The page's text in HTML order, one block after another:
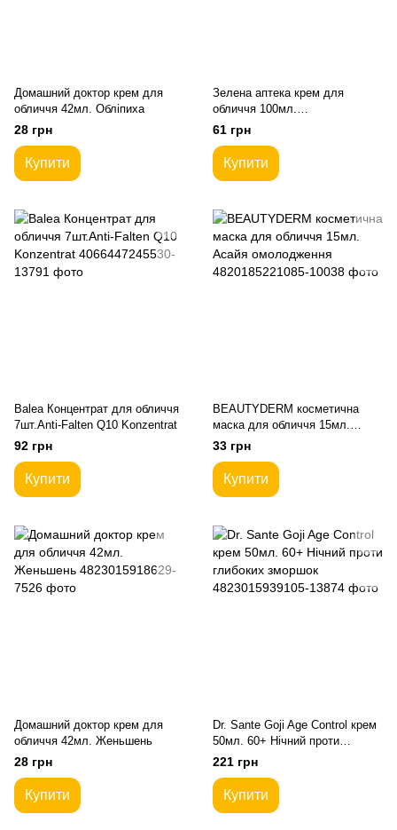
Домашний доктор крем для
обличчя 42мл. Обліпиха
28 грн
Купити
Зелена аптека крем для
обличчя 100мл.
Омолоджуючий проти зморшок
61 грн
Купити
Balea Концентрат для обличчя
7шт.Anti-Falten Q10 Konzentrat
92 грн
Купити
BEAUTYDERM косметична
маска для обличчя 15мл.
Асайя омолодження
33 грн
Купити
Домашний доктор крем для
обличчя 42мл. Женьшень
28 грн
Купити
Dr. Sante Goji Age Control крем
50мл. 60+ Нічний проти
глибоких зморшок
221 грн
Купити